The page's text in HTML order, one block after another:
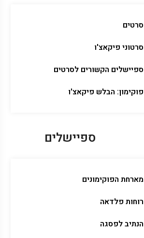
סרטים
סרטוני פיקאצ'ו
ספיישלים הקשורים לסרטים
פוקימון: הבלש פיקאצ'ו
ספיישלים
מארחת הפוקימונים
רוחות פלדאה
הנתיב לפסגה